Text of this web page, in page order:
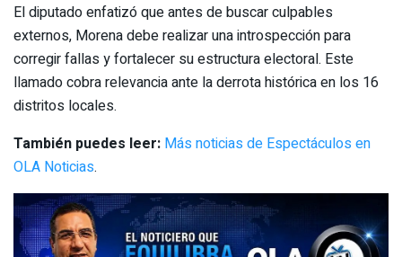
El diputado enfatizó que antes de buscar culpables
externos, Morena debe realizar una introspección para
corregir fallas y fortalecer su estructura electoral. Este
llamado cobra relevancia ante la derrota histórica en los 16
distritos locales.
También puedes leer: Más noticias de Espectáculos en
OLA Noticias.